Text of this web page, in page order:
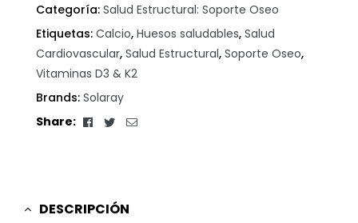
Categoría: Salud Estructural: Soporte Oseo
Etiquetas: Calcio, Huesos saludables, Salud
Cardiovascular, Salud Estructural, Soporte Oseo,
Vitaminas D3 & K2
Brands: Solaray
Share:
Facebook
TwitterEmail
DESCRIPCIÓN